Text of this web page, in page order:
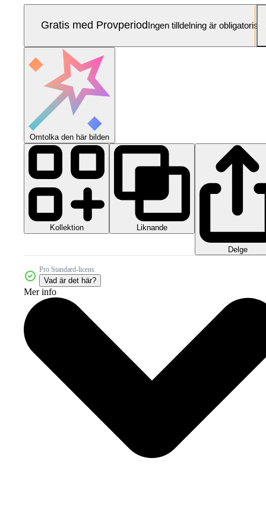
Gratis med ProvperiodIngen tilldelning är obligatorisk
Omtolka den här bilden
Kollektion Liknande
Delge
Pro Standard-licens
Vad är det här?
Mer info